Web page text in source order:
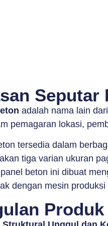
Seputar
adalah nama lain
pemagaran lokasi,
tersedia dalam
tiga varian ukuran
beton ini dibuat
dengan mesin